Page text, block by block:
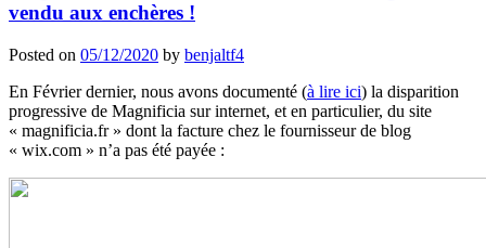
vendu aux enchères !
Posted on 05/12/2020 by benjaltf4
En Février dernier, nous avons documenté (à lire ici) la disparition
progressive de Magnificia sur internet, et en particulier, du site
« magnificia.fr » dont la facture chez le fournisseur de blog
« wix.com » n’a pas été payée :